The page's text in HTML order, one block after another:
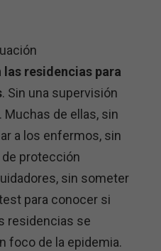
las residencias para
. Sin una supervisión
Muchas de ellas, sin
a los enfermos, sin
protección
sin someter
para conocer si
residencias se
foco de la epidemia.